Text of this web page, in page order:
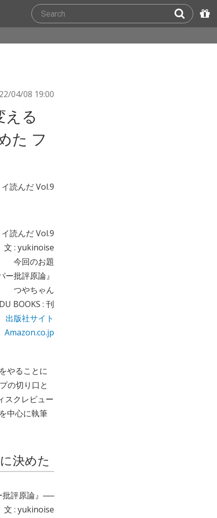
04/08 19:00
える
た フ
読んだ Vol.9
読んだ Vol.9
文 : yukinoise
今回のお題
批評原論』
つやちゃん
DU BOOKS : 刊
出版社サイト
Amazon.co.jp
やることに
の切り口と
スクレビュー
中心に執筆
決めた
批評原論』──
文 : yukinoise